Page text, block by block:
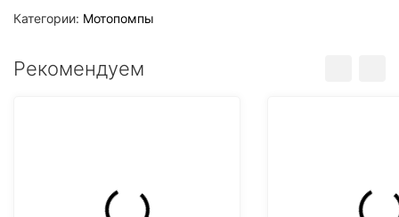
Категории: Мотопомпы
Рекомендуем